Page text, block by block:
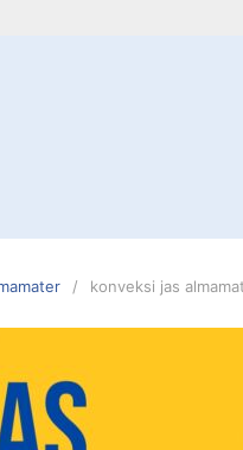
konveksi jas